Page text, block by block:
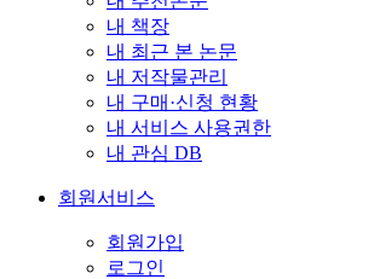
내 책장
내 최근 본 논문
내 저작물관리
내 구매·신청 현황
내 서비스 사용권한
내 관심 DB
회원서비스
회원가입
로그인